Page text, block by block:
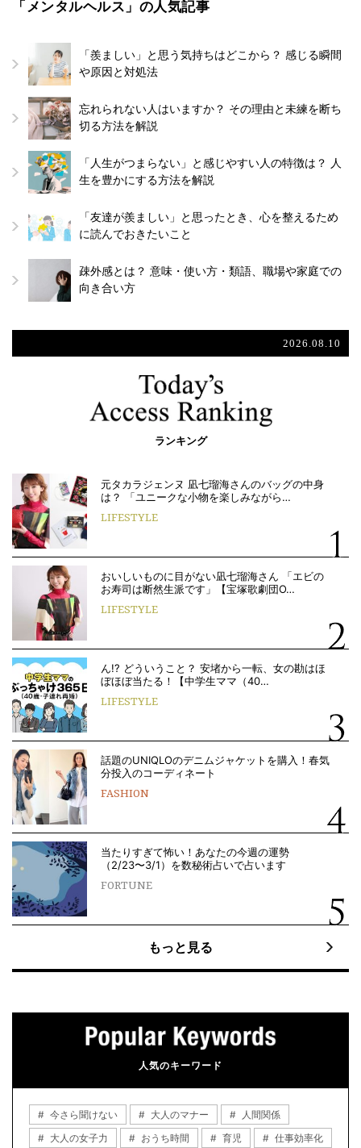
「メンタルヘルス」の人気記事
「羨ましい」と思う気持ちはどこから？ 感じる瞬間
や原因と対処法
忘れられない人はいますか？ その理由と未練を断ち
切る方法を解説
「人生がつまらない」と感じやすい人の特徴は？ 人
生を豊かにする方法を解説
「友達が羨ましい」と思ったとき、心を整えるため
に読んでおきたいこと
疎外感とは？ 意味・使い方・類語、職場や家庭での
向き合い方
2026.08.10
ランキング
元タカラジェンヌ 凪七瑠海さんのバッグの中身
は？ 「ユニークな小物を楽しみながら…
LIFESTYLE
おいしいものに目がない凪七瑠海さん 「エビの
お寿司は断然生派です」【宝塚歌劇団O…
LIFESTYLE
ん!? どういうこと？ 安堵から一転、女の勘はほ
ぼほぼ当たる！【中学生ママ（40…
LIFESTYLE
話題のUNIQLOのデニムジャケットを購入！春気
分投入のコーディネート
FASHION
当たりすぎて怖い！あなたの今週の運勢
（2/23〜3/1）を数秘術占いで占います
FORTUNE
もっと見る
人気のキーワード
今さら聞けない 大人のマナー
人間関係
大人の女子力
おうち時間 育児 仕事効率化